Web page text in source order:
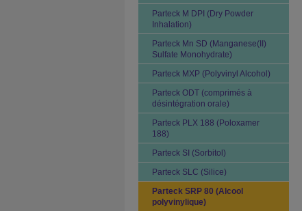
Parteck M DPI (Dry Powder
Inhalation)
Parteck Mn SD (Manganese(II)
Sulfate Monohydrate)
Parteck MXP (Polyvinyl Alcohol)
Parteck ODT (comprimés à
désintégration orale)
Parteck PLX 188 (Poloxamer
188)
Parteck SI (Sorbitol)
Parteck SLC (Silice)
Parteck SRP 80 (Alcool
polyvinylique)